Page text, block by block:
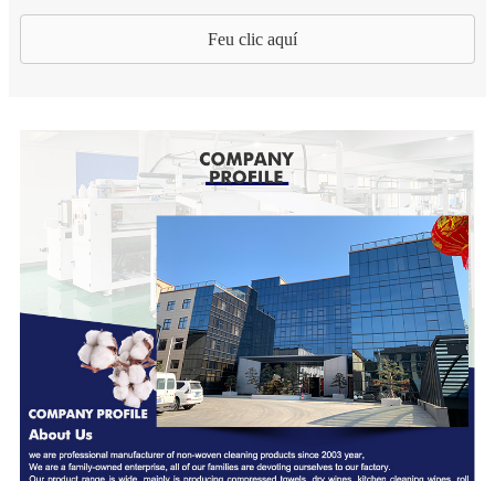
Feu clic aquí